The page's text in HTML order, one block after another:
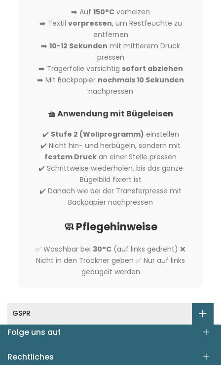
➡️ Auf 150°C vorheizen
➡️ Textil vorpressen, um Restfeuchte zu
entfernen
➡️ 10-12 Sekunden mit mittlerem Druck
pressen
➡️ Trägerfolie vorsichtig sofort abziehen
➡️ Mit Backpapier nochmals 10 Sekunden
nachpressen
🧺 Anwendung mit Bügeleisen
✔️ Stufe 2 (Wollprogramm) einstellen
✔️ Nicht hin- und herbügeln, sondern mit
festem Druck an einer Stelle pressen
✔️ Schrittweise wiederholen, bis das ganze
Bügelbild fixiert ist
✔️ Danach wie bei der Transferpresse mit
Backpapier nachpressen
🧼 Pflegehinweise
✅ Waschbar bei 30°C (auf links gedreht) ❌
Nicht in den Trockner geben ✅ Nur auf links
gebügelt werden
GSPR
Folge uns auf
Rechtliches